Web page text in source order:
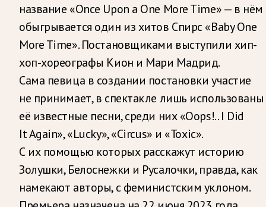
название «Once Upon a One More Time» — в нём
обыгрывается один из хитов Спирс «Baby One
More Time». Постановщиками выступили хип-
хоп-хореографы Кион и Мари Мадрид.
Сама певица в создании постановки участие
не принимает, в спектакле лишь использованы
её известные песни, среди них «Oops!.. I Did
It Again», «Lucky», «Circus» и «Toxic».
С их помощью которых расскажут историю
Золушки, Белоснежки и Русалочки, правда, как
намекают авторы, с феминистским уклоном.